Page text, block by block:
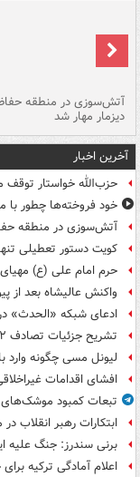
آتش‌سوزی در منطقه
دیزمار مهار شد
آخرین اخبار
حزب‌الله خواستار توقف
خود فروخته‌ها چطور با
آتش‌سوزی در منطقه
کویت دستور تعطیلی
حرم امام علی (ع)
واکنش عالیشاه بعد از
ادعای شبکه «الحدث»
تشریح جزئیات تصادف ۱۲ خودرو با ۱۹ مصدوم
لیونل مسی چگونه وارد
افشای اقدامات
تبعات کمبود موشک‌های
ابتکارات رهبر انقلاب در
برنی سندرز: جنگ علیه
اعلام آمادگی ترکیه